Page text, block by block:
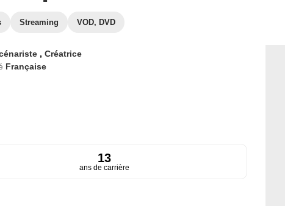
Streaming VOD, DVD
, Créatrice
Française
13
ans de carrière